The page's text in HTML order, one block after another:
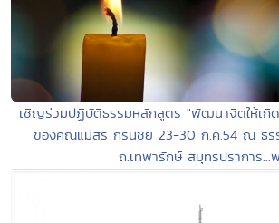
เชิญร่วมปฏิบัติธรรมหลักสูตร "พัฒนาจิตให้เ
ของคุณแม่สิริ กรินชัย 23-30 ก.ค.54 ณ ธร
ถ.เทพารักษ์ สมุทรปราการ...